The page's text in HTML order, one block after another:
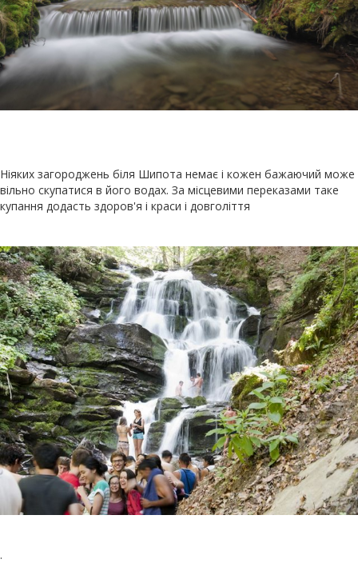
Ніяких загороджень біля Шипота немає і кожен бажаючий може
вільно скупатися в його водах. За місцевими переказами таке
купання додасть здоров'я і краси і довголіття
.